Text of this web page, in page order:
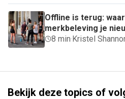
Offline is terug:
merkbeleving je
8 min·Kristel
Bekijk deze topics of